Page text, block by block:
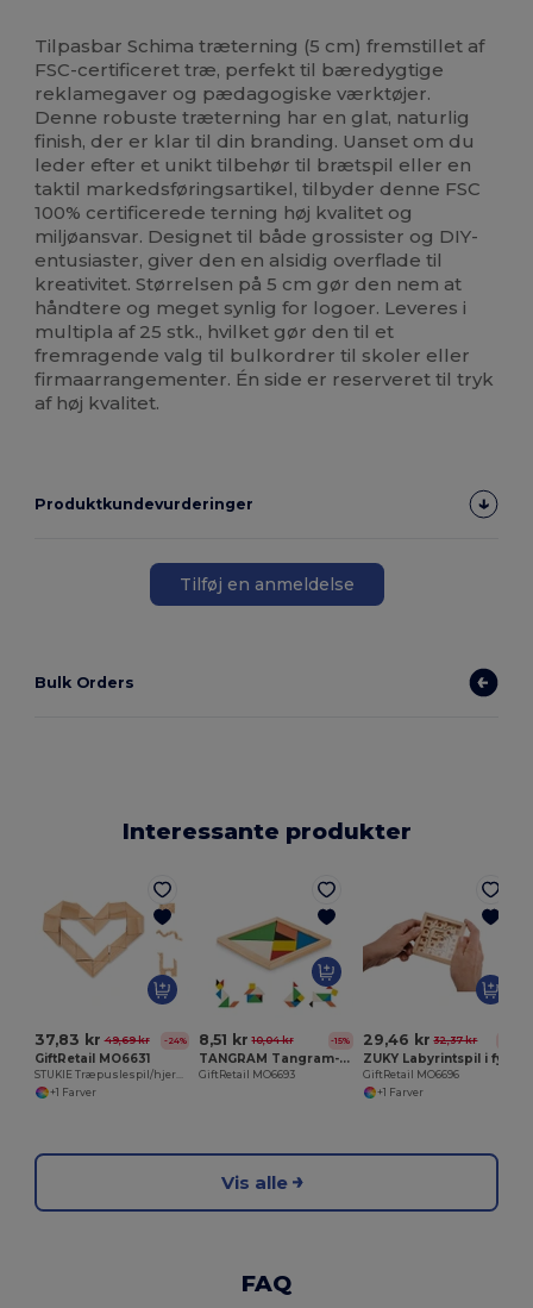
Tilpasbar Schima træterning (5 cm) fremstillet af
FSC-certificeret træ, perfekt til bæredygtige
reklamegaver og pædagogiske værktøjer.
Denne robuste træterning har en glat, naturlig
finish, der er klar til din branding. Uanset om du
leder efter et unikt tilbehør til brætspil eller en
taktil markedsføringsartikel, tilbyder denne FSC
100% certificerede terning høj kvalitet og
miljøansvar. Designet til både grossister og DIY-
entusiaster, giver den en alsidig overflade til
kreativitet. Størrelsen på 5 cm gør den nem at
håndtere og meget synlig for logoer. Leveres i
multipla af 25 stk., hvilket gør den til et
fremragende valg til bulkordrer til skoler eller
firmaarrangementer. Én side er reserveret til tryk
af høj kvalitet.
Produktkundevurderinger
Tilføj en anmeldelse
Bulk Orders
Interessante produkter
37,83 kr 49,69 kr -24%
GiftRetail MO6631
STUKIE Træpuslespil/hjernegymnastikpuslespil
+1 Farver
8,51 kr 10,04 kr -15%
TANGRAM Tangram-puslespil i træ
GiftRetail MO6693
29,46 kr 32,37 kr
GiftRetail MO6696
+1 Farver
Vis alle
FAQ